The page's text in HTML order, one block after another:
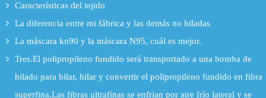
Características del tejido
La diferencia entre mi fábrica y las demás no hiladas
La máscara kn90 y la máscara N95, cuál es mejor.
Tres.El polipropileno fundido será transportado a una bomba de
hilado para hilar, hilar y convertir el polipropileno fundido en fibra
superfina.Las fibras ultrafinas se enfrian por aire frío lateral y se